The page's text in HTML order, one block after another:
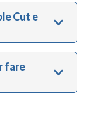
Cut e
fare